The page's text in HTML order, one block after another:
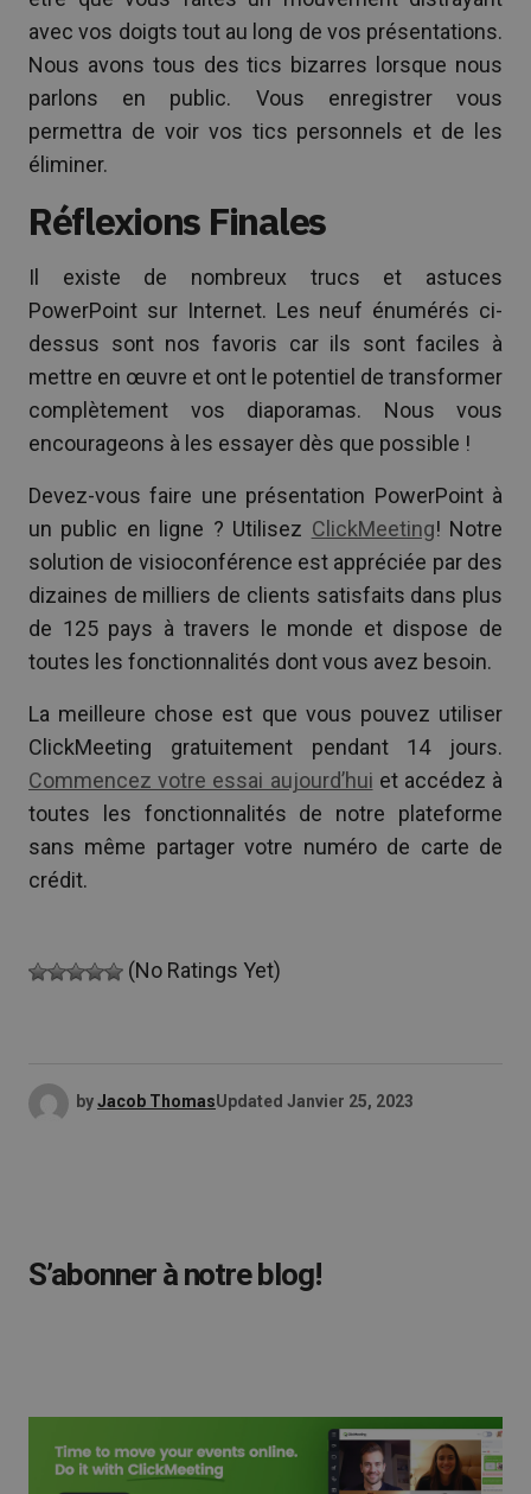
avec vos doigts tout au long de vos présentations.
Nous avons tous des tics bizarres lorsque nous
parlons en public. Vous enregistrer vous
permettra de voir vos tics personnels et de les
éliminer.
Réflexions Finales
Il existe de nombreux trucs et astuces
PowerPoint sur Internet. Les neuf énumérés ci-
dessus sont nos favoris car ils sont faciles à
mettre en œuvre et ont le potentiel de transformer
complètement vos diaporamas. Nous vous
encourageons à les essayer dès que possible !
Devez-vous faire une présentation PowerPoint à
un public en ligne ? Utilisez ClickMeeting! Notre
solution de visioconférence est appréciée par des
dizaines de milliers de clients satisfaits dans plus
de 125 pays à travers le monde et dispose de
toutes les fonctionnalités dont vous avez besoin.
La meilleure chose est que vous pouvez utiliser
ClickMeeting gratuitement pendant 14 jours.
Commencez votre essai aujourd’hui et accédez à
toutes les fonctionnalités de notre plateforme
sans même partager votre numéro de carte de
crédit.
(No Ratings Yet)
byJacob ThomasUpdated Janvier 25, 2023
S’abonner à notre blog!